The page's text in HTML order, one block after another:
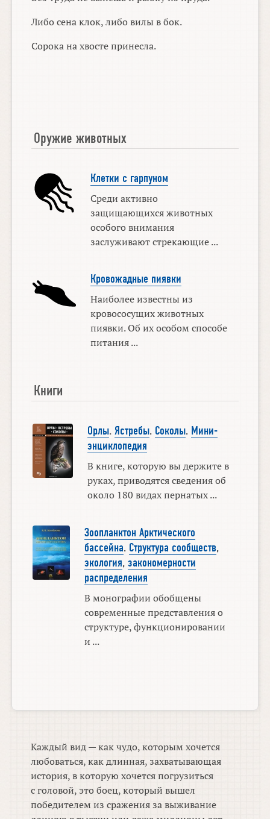
Либо сена клок, либо вилы в бок.
Сорока на хвосте принесла.
Оружие животных
Клетки с гарпуном
Среди активно
защищающихся животных
особого внимания
заслуживают стрекающие ...
Кровожадные пиявки
Наиболее известны из
кровососущих животных
пиявки. Об их особом способе
питания ...
Книги
Орлы. Ястребы. Соколы. Мини-
энциклопедия
В книге, которую вы держите в
руках, приводятся сведения об
около 180 видах пернатых ...
Зоопланктон Арктического
бассейна. Структура сообществ,
экология, закономерности
распределения
В монографии обобщены
современные представления о
структуре, функционировании
и ...
Каждый вид — как чудо, которым хочется
любоваться, как длинная, захватывающая
история, в которую хочется погрузиться
с головой, это боец, который вышел
победителем из сражения за выживание